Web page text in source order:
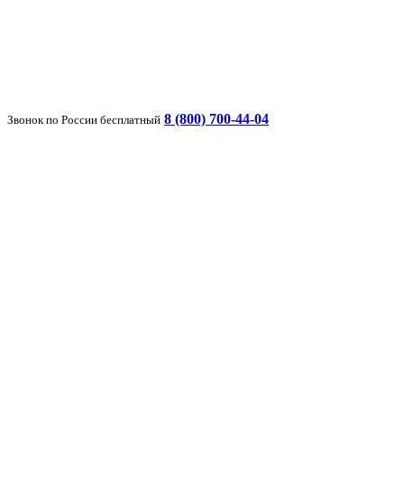
Звонок по России бесплатный 8 (800) 700-44-04